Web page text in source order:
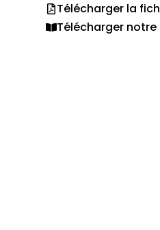
Télécharger la
Télécharger